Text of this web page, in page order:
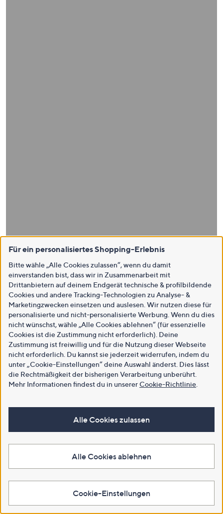
Für ein personalisiertes Shopping-Erlebnis
Bitte wähle „Alle Cookies zulassen“, wenn du damit
einverstanden bist, dass wir in Zusammenarbeit mit
Drittanbietern auf deinem Endgerät technische & profilbildende
Cookies und andere Tracking-Technologien zu Analyse- &
Marketingzwecken einsetzen und auslesen. Wir nutzen diese für
personalisierte und nicht-personalisierte Werbung. Wenn du dies
nicht wünschst, wähle „Alle Cookies ablehnen“ (für essenzielle
Cookies ist die Zustimmung nicht erforderlich). Deine
Zustimmung ist freiwillig und für die Nutzung dieser Webseite
nicht erforderlich. Du kannst sie jederzeit widerrufen, indem du
unter „Cookie-Einstellungen“ deine Auswahl änderst. Dies lässt
die Rechtmäßigkeit der bisherigen Verarbeitung unberührt.
Mehr Informationen findest du in unsererCookie-Richtlinie
Alle Cookies zulassen
Alle Cookies ablehnen
Cookie-Einstellungen